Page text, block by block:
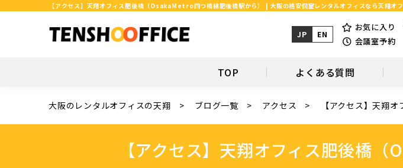
【アクセス】天翔オフィス肥後橋（OsakaMetro四つ橋線肥後橋駅から） | 大阪の格安個室レンタルオフィスなら天翔オ
JP EN
お気に入り
会議室予約
TOP よくある質問
大阪のレンタルオフィスの天翔 ブログ一覧 アクセス 【アクセス】天翔
【アクセス】天翔オフィス肥後橋